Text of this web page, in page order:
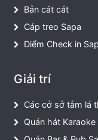
Bản cát cát
Cáp treo Sapa
Điểm Check in
Giải trí
Các cở sở tắm lá
Quán hát Karaoke